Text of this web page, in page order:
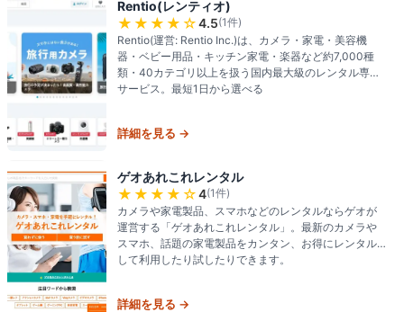
Rentio(レンティオ)
★★★★ ☆4.5(1件)
Rentio(運営: Rentio Inc.)は、カメラ・家電・美容機
器・ベビー用品・キッチン家電・楽器など約7,000種
類・40カテゴリ以上を扱う国内最大級のレンタル専門
サービス。最短1日から選べる
詳細を見る →
ゲオあれこれレンタル
★★★★ ☆4(1件)
カメラや家電製品、スマホなどのレンタルならゲオが
運営する「ゲオあれこれレンタル」。最新のカメラや
スマホ、話題の家電製品をカンタン、お得にレンタル
して利用したり試したりできます。
詳細を見る →